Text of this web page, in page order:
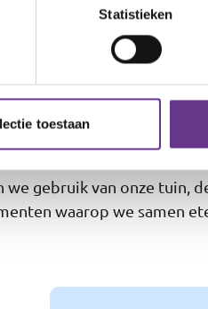
Statistieken
toestaan
en ondersteunen bij het
werk.
bij jouw wensen en
gebruik van onze tuin,
waarop we samen